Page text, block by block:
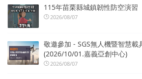
115年苗栗縣城鎮韌性防空演習
2026/08/07
敬邀參加 - SGS無人機暨智慧載
(2026/10/01.嘉義亞創中心)
2026/08/07